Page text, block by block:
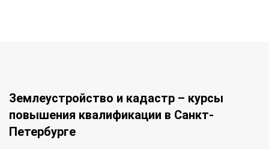
Землеустройство и кадастр – курсы
повышения квалификации в Санкт-
Петербурге